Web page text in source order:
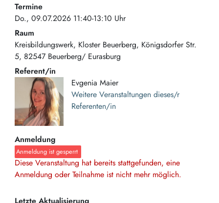
Termine
Do., 09.07.2026 11:40-13:10 Uhr
Raum
Kreisbildungswerk, Kloster Beuerberg Königsdorfer Str.
5 82547 Beuerberg/ Eurasburg
Referent/in
Evgenia Maier
Weitere Veranstaltungen dieses/r
Referenten/in
Anmeldung
Anmeldung ist gesperrt
Diese Veranstaltung hat bereits stattgefunden, eine
Anmeldung oder Teilnahme ist nicht mehr möglich.